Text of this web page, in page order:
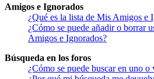
Amigos e Ignorados
¿Qué es la lista de Mis Amigos e
¿Cómo se puede añadir o borrar
Amigos e Ignorados?
Búsqueda en los foros
¿Cómo se puede buscar en uno o